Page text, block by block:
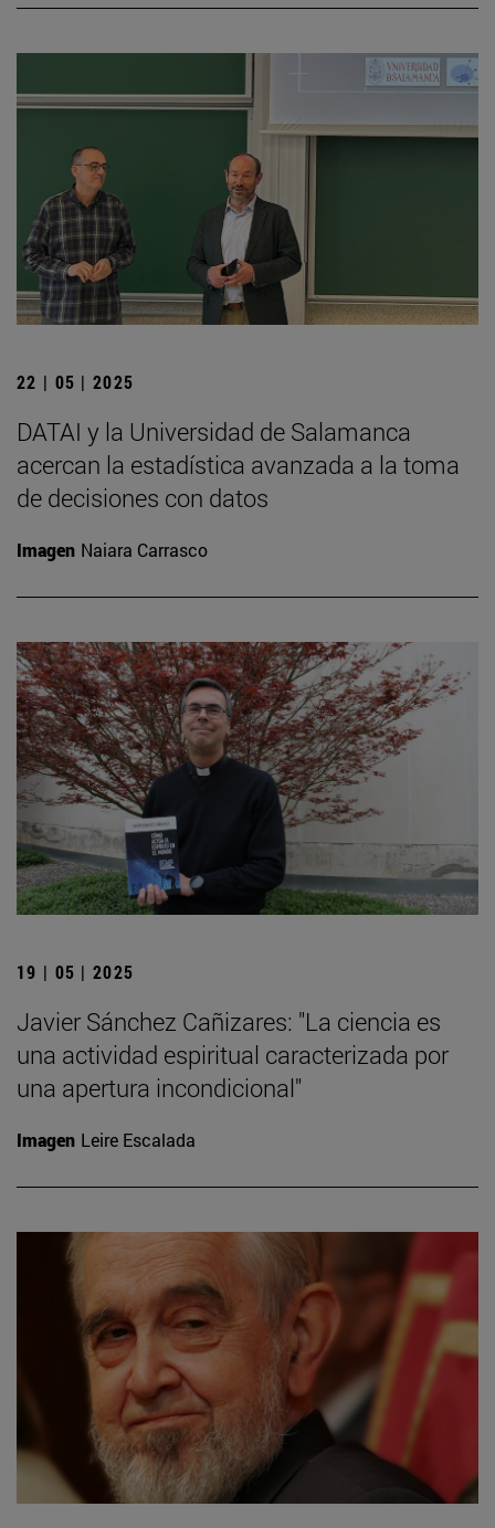
22 | 05 | 2025
DATAI y la Universidad de Salamanca
acercan la estadística avanzada a la toma
de decisiones con datos
Imagen Naiara Carrasco
19 | 05 | 2025
Javier Sánchez Cañizares: "La ciencia es
una actividad espiritual caracterizada por
una apertura incondicional"
Imagen Leire Escalada